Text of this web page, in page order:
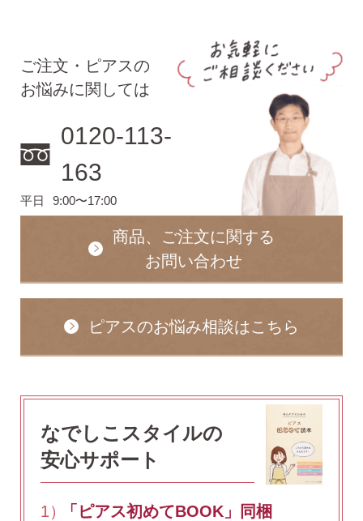
ご注文・ピアスの
お悩みに関しては
0120-113-
163
平日 9:00〜17:00
商品、ご注文に関する
お問い合わせ
ピアスのお悩み相談はこちら
なでしこスタイルの
安心サポート
1） 「ピアス初めてBOOK」同梱